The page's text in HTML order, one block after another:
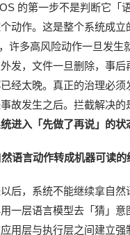
的第一步不是判断它「
动作。这是整个系统成立
许多高风险动作一旦发生
发，文件一旦删除，事后
经太晚。真正的治理必须
故发生之后。拦截解决的
进入「先做了再说」的状
语言动作转成机器可读的
后，系统不能继续拿自然
一层语言模型去「猜」意
用层与执行层之间建立强